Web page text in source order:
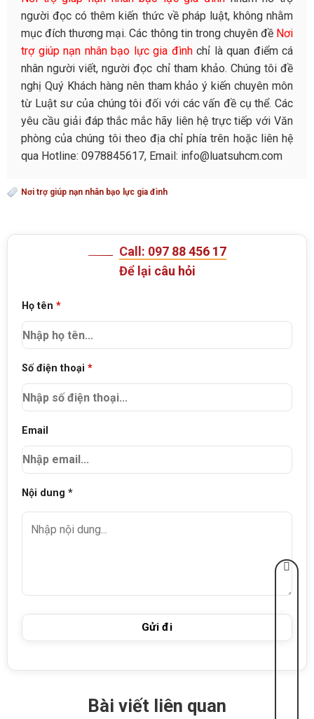
người đọc có thêm kiến thức về pháp luật, không nhằm
mục đích thương mại. Các thông tin trong chuyên đề Nơi
trợ giúp nạn nhân bạo lực gia đìnhchỉ là quan điểm cá
nhân người viết, người đọc chỉ tham khảo. Chúng tôi đề
nghị Quý Khách hàng nên tham khảo ý kiến chuyên môn
từ Luật sư của chúng tôi đối với các vấn đề cụ thể. Các
yêu cầu giải đáp thắc mắc hãy liên hệ trực tiếp với Văn
phòng của chúng tôi theo địa chỉ phía trên hoặc liên hệ
qua Hotline: 0978845617, Email: info@luatsuhcm.com
Nơi trợ giúp nạn nhân bạo lực gia đình
Call: 097 88 456 17
Để lại câu hỏi
Họ tên *
Số điện thoại *
Email
Nội dung *
Bài viết liên quan